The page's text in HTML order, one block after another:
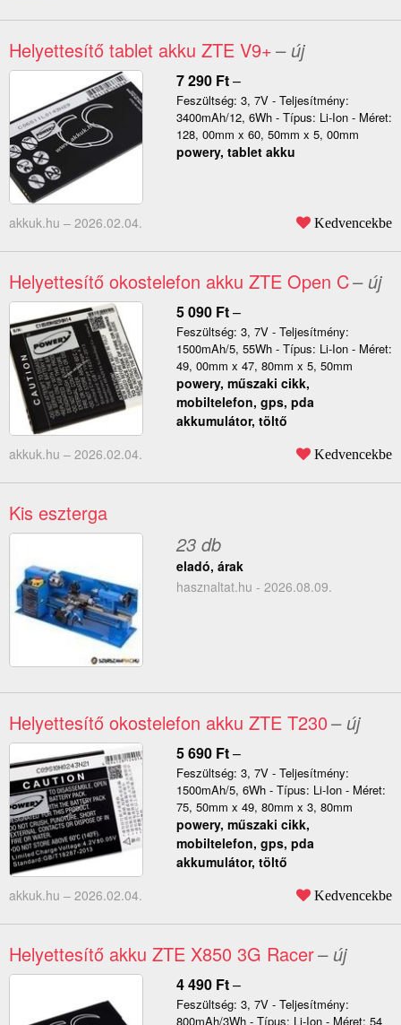
Helyettesítő tablet akku ZTE V9+– új
7 290 Ft–
Feszültség: 3, 7V - Teljesítmény:
3400mAh/12, 6Wh - Típus: Li-Ion - Méret:
128, 00mm x 60, 50mm x 5, 00mm
powery, tablet akku
akkuk.hu – 2026.02.04. Kedvencekbe
Helyettesítő okostelefon akku ZTE Open C– új
5 090 Ft–
Feszültség: 3, 7V - Teljesítmény:
1500mAh/5, 55Wh - Típus: Li-Ion - Méret:
49, 00mm x 47, 80mm x 5, 50mm
powery, műszaki cikk,
mobiltelefon, gps, pda
akkumulátor, töltő
akkuk.hu – 2026.02.04. Kedvencekbe
Kis eszterga
23 db
eladó, árak
hasznaltat.hu - 2026.08.09.
Helyettesítő okostelefon akku ZTE T230– új
5 690 Ft–
Feszültség: 3, 7V - Teljesítmény:
1500mAh/5, 6Wh - Típus: Li-Ion - Méret:
75, 50mm x 49, 80mm x 3, 80mm
powery, műszaki cikk,
mobiltelefon, gps, pda
akkumulátor, töltő
akkuk.hu – 2026.02.04. Kedvencekbe
Helyettesítő akku ZTE X850 3G Racer– új
4 490 Ft–
Feszültség: 3, 7V - Teljesítmény:
800mAh/3Wh - Típus: Li-Ion - Méret: 54